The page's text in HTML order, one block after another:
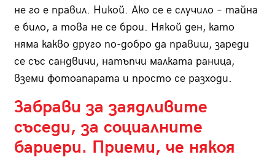
не го е правил. Никой. Ако се е случило – тайна
е било, а това не се брои. Някой ден, като
няма какво друго по-добро да правиш, зареди
се със сандвичи, натъпчи малката раница,
вземи фотоапарата и просто се разходи.
Забрави за заядливите
съседи, за социалните
бариери. Приеми, че някоя